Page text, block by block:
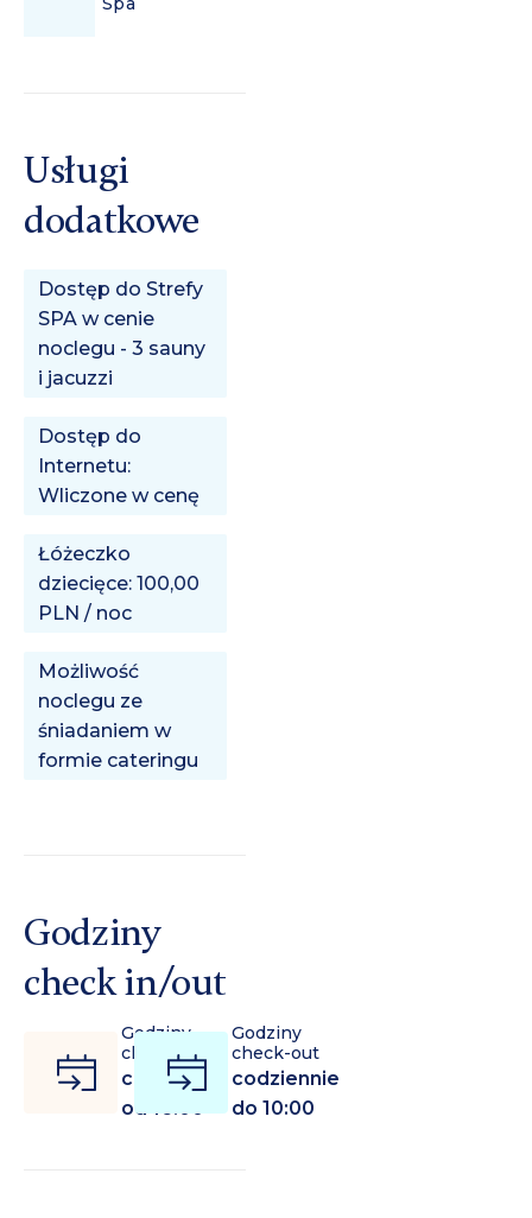
Usługi
dodatkowe
Dostęp do Strefy
SPA w cenie
noclegu - 3 sauny
i jacuzzi
Dostęp do
Internetu:
Wliczone w cenę
Łóżeczko
dziecięce: 100,00
PLN / noc
Możliwość
noclegu ze
śniadaniem w
formie cateringu
Godziny
check in/out
Godziny
check-in
codziennie
od 16:00
Godziny
check-out
codziennie
do 10:00